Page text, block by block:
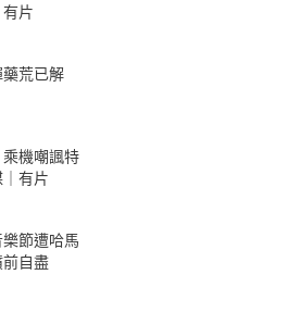
片
荒已解
機嘲諷特
有片
節遭哈馬
自盡